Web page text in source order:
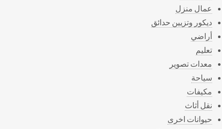
عمال منزل
ديكور وتزيين حدائق
أراضي
تعليم
معدات تصوير
سياحة
مكيفات
نقل أثاث
حيوانات اخرى